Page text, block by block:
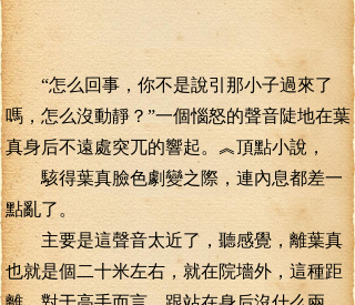
“怎么回事，你不是說引那小子過來了
嗎，怎么沒動靜？”一個惱怒的聲音陡地在葉
真身后不遠處突兀的響起。︽頂點小說，
駭得葉真臉色劇變之際，連內息都差一
點亂了。
主要是這聲音太近了，聽感覺，離葉真
也就是個二十米左右，就在院墻外，這種距